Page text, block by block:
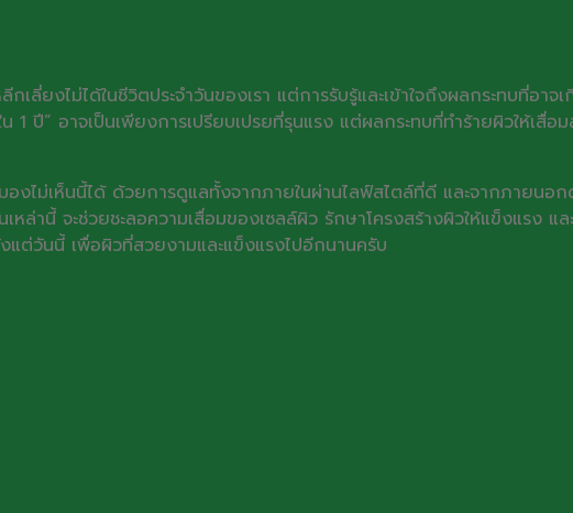
ลี่ยงไม่ได้ในชีวิตประจำวันของเรา แต่การรับรู้และเข้าใจถึงผลกระทบที่อ
1 ปี” อาจเป็นเพียงการเปรียบเปรยที่รุนแรง แต่ผลกระทบที่ทำร้ายผิวให้
งไม่เห็นนี้ได้ ด้วยการดูแลทั้งจากภายในผ่านไลฟ์สไตล์ที่ดี และจากภายนอ
หล่านี้ จะช่วยชะลอความเสื่อมของเซลล์ผิว รักษาโครงสร้างผิวให้แข็งแรง
นนี้ เพื่อผิวที่สวยงามและแข็งแรงไปอีกนานครับ